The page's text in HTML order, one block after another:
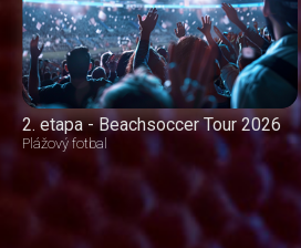
2. etapa - Beachsoccer Tour 2026
Plážový fotbal